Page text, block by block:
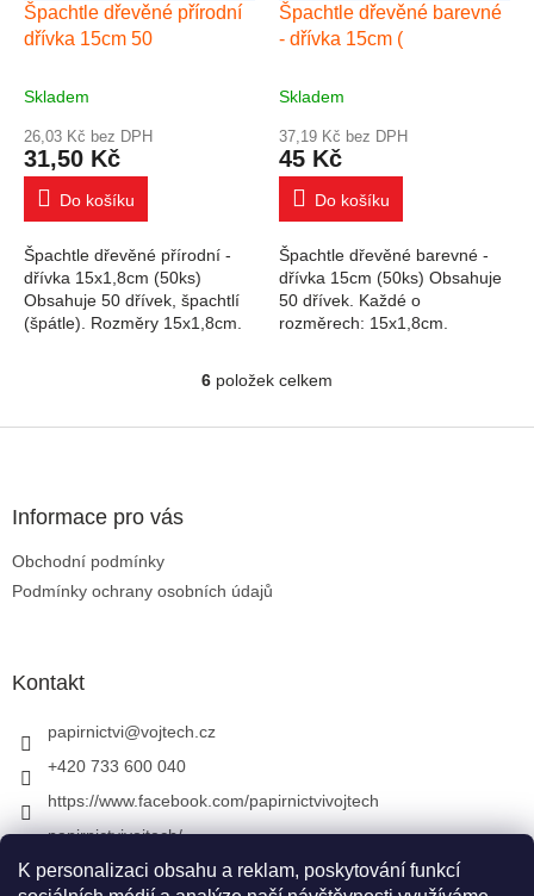
K personalizaci obsahu a reklam, poskytování funkcí
Špachtle dřevěné přírodní
dřívka 15cm 50
Skladem
26,03 Kč bez DPH
31,50 Kč
Do košíku
Špachtle dřevěné přírodní -
dřívka 15x1,8cm (50ks)
Obsahuje 50 dřívek, špachtlí
(špátle). Rozměry 15x1,8cm.
Špachtle dřevěné barevné
- dřívka 15cm (
Skladem
37,19 Kč bez DPH
45 Kč
Do košíku
Špachtle dřevěné barevné -
dřívka 15cm (50ks) Obsahuje
50 dřívek. Každé o
rozměrech: 15x1,8cm.
části. Nevhodné pro děti do 3
Ovládací prvky výpisu
6 položek celkem
Informace pro vás
Obchodní podmínky
Podmínky ochrany osobních údajů
Kontakt
papirnictvi@vojtech.cz
+420 733 600 040
https://www.facebook.com/papirnictvivojtech
papirnictvivojtech/
+420 733 600 040